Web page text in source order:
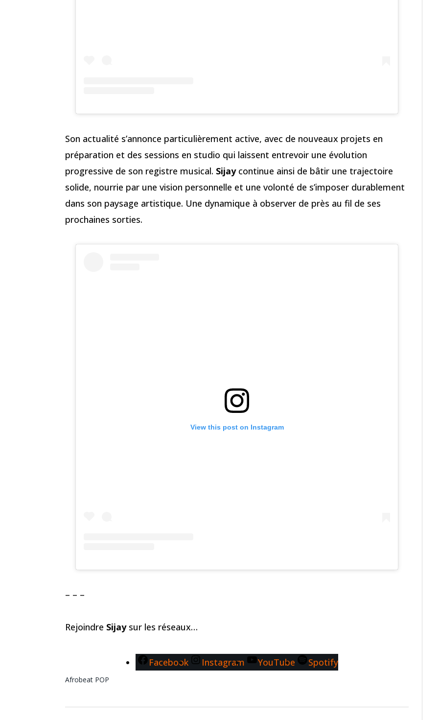
Son actualité s’annonce particulièrement active, avec de nouveaux projets en
préparation et des sessions en studio qui laissent entrevoir une évolution
progressive de son registre musical. Sijaycontinue ainsi de bâtir une trajectoire
solide, nourrie par une vision personnelle et une volonté de s’imposer durablement
dans son paysage artistique. Une dynamique à observer de près au fil de ses
prochaines sorties.
View this post on Instagram
– – –
Rejoindre Sijay sur les réseaux…
Facebook Instagram YouTube Spotify
Afrobeat POP